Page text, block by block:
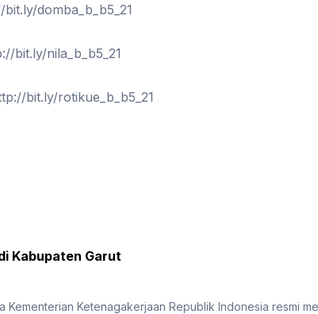
domba_b_b5_21
bit.ly/nila_b_b5_21
bit.ly/rotikue_b_b5_21
Kabupaten Garut
Kementerian Ketenagakerjaan Republik Indonesia resmi